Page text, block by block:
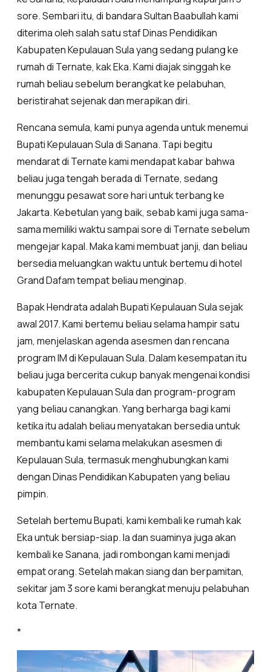
sore. Sembari itu, di bandara Sultan Baabullah kami
diterima oleh salah satu staf Dinas Pendidikan
Kabupaten Kepulauan Sula yang sedang pulang ke
rumah di Ternate, kak Eka. Kami diajak singgah ke
rumah beliau sebelum berangkat ke pelabuhan,
beristirahat sejenak dan merapikan diri.
Rencana semula, kami punya agenda untuk menemui
Bupati Kepulauan Sula di Sanana. Tapi begitu
mendarat di Ternate kami mendapat kabar bahwa
beliau juga tengah berada di Ternate, sedang
menunggu pesawat sore hari untuk terbang ke
Jakarta. Kebetulan yang baik, sebab kami juga sama-
sama memiliki waktu sampai sore di Ternate sebelum
mengejar kapal. Maka kami membuat janji, dan beliau
bersedia meluangkan waktu untuk bertemu di hotel
Grand Dafam tempat beliau menginap.
Bapak Hendrata adalah Bupati Kepulauan Sula sejak
awal 2017. Kami bertemu beliau selama hampir satu
jam, menjelaskan agenda asesmen dan rencana
program IM di Kepulauan Sula. Dalam kesempatan itu
beliau juga bercerita cukup banyak mengenai kondisi
kabupaten Kepulauan Sula dan program-program
yang beliau canangkan. Yang berharga bagi kami
ketika itu adalah beliau menyatakan bersedia untuk
membantu kami selama melakukan asesmen di
Kepulauan Sula, termasuk menghubungkan kami
dengan Dinas Pendidikan Kabupaten yang beliau
pimpin.
Setelah bertemu Bupati, kami kembali ke rumah kak
Eka untuk bersiap-siap. Ia dan suaminya juga akan
kembali ke Sanana, jadi rombongan kami menjadi
empat orang. Setelah makan siang dan berpamitan,
sekitar jam 3 sore kami berangkat menuju pelabuhan
kota Ternate.
*